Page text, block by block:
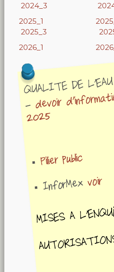
2024_3
2025_1
2025_3
2026_1
QUALITE DE
-devoir
2025
Pilier public
InforMexvoir
MISES A